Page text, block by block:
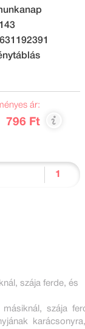
ár:
796 Ft
szája ferde, és
szája